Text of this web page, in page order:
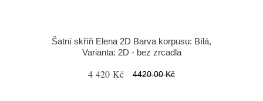
Šatní skříň Elena 2D Barva korpusu: Bílá,
Varianta: 2D - bez zrcadla
4 420 Kč 4420.00 Kč